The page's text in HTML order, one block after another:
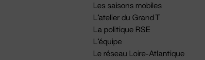
Les saisons mobiles
L'atelier du Grand T
La politique RSE
L'équipe
Le réseau Loire-Atlantique